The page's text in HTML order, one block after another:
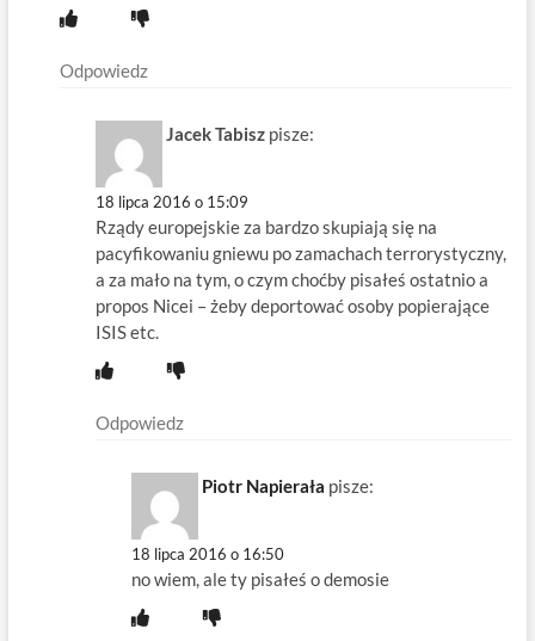
Odpowiedz
Jacek Tabisz pisze:
18 lipca 2016 o 15:09
Rządy europejskie za bardzo skupiają się na
pacyfikowaniu gniewu po zamachach terrorystyczny,
a za mało na tym, o czym choćby pisałeś ostatnio a
propos Nicei – żeby deportować osoby popierające
ISIS etc.
Odpowiedz
Piotr Napierała pisze:
18 lipca 2016 o 16:50
no wiem, ale ty pisałeś o demosie